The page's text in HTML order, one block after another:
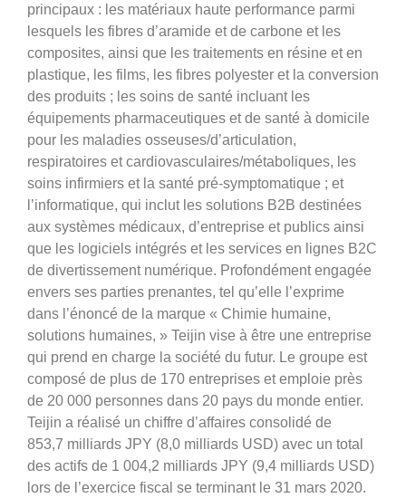
principaux : les matériaux haute performance parmi
lesquels les fibres d’aramide et de carbone et les
composites, ainsi que les traitements en résine et en
plastique, les films, les fibres polyester et la conversion
des produits ; les soins de santé incluant les
équipements pharmaceutiques et de santé à domicile
pour les maladies osseuses/d’articulation,
respiratoires et cardiovasculaires/métaboliques, les
soins infirmiers et la santé pré-symptomatique ; et
l’informatique, qui inclut les solutions B2B destinées
aux systèmes médicaux, d’entreprise et publics ainsi
que les logiciels intégrés et les services en lignes B2C
de divertissement numérique. Profondément engagée
envers ses parties prenantes, tel qu’elle l’exprime
dans l’énoncé de la marque « Chimie humaine,
solutions humaines, » Teijin vise à être une entreprise
qui prend en charge la société du futur. Le groupe est
composé de plus de 170 entreprises et emploie près
de 20 000 personnes dans 20 pays du monde entier.
Teijin a réalisé un chiffre d’affaires consolidé de
853,7 milliards JPY (8,0 milliards USD) avec un total
des actifs de 1 004,2 milliards JPY (9,4 milliards USD)
lors de l’exercice fiscal se terminant le 31 mars 2020.